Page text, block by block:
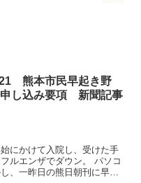
熊本市民早起き野
し込み要項 新聞記事
にかけて入院し、受けた手
ルエンザでダウン。 パソコ
、一昨日の熊日朝刊に早起